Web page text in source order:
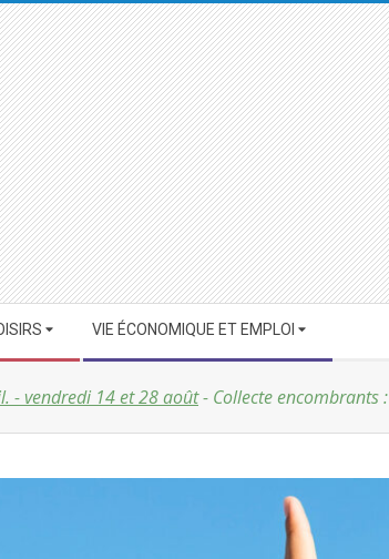
VIE ÉCONOMIQUE ET EMPLOI
- vendredi 14 et 28 août- Collecte encombrants :